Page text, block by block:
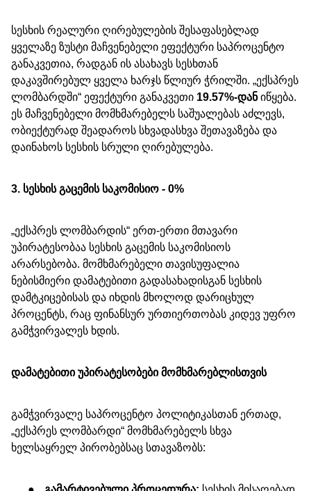
სესხის რეალური ღირებულების შესაფასებლად
ყველაზე ზუსტი მაჩვენებელი ეფექტური საპროცენტო
განაკვეთია, რადგან ის ასახავს სესხთან
დაკავშირებულ ყველა ხარჯს წლიურ ჭრილში. „ექსპრეს
ლომბარდში“ ეფექტური განაკვეთი 19.57%-დანიწყება.
ეს მაჩვენებელი მომხმარებელს საშუალებას აძლევს,
ობიექტურად შეადაროს სხვადასხვა შეთავაზება და
დაინახოს სესხის სრული ღირებულება.
3. სესხის გაცემის საკომისიო - 0%
„ექსპრეს ლომბარდის“ ერთ-ერთი მთავარი
უპირატესობაა სესხის გაცემის საკომისიოს
არარსებობა. მომხმარებელი თავისუფალია
ნებისმიერი დამატებითი გადასახადისგან სესხის
დამტკიცებისას და იხდის მხოლოდ დარიცხულ
პროცენტს, რაც ფინანსურ ურთიერთობას კიდევ უფრო
გამჭვირვალეს ხდის.
დამატებითი უპირატესობები მომხმარებლისთვის
გამჭვირვალე საპროცენტო პოლიტიკასთან ერთად,
„ექსპრეს ლომბარდი“ მომხმარებელს სხვა
ხელსაყრელ პირობებსაც სთავაზობს: